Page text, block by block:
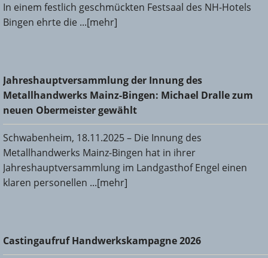
In einem festlich geschmückten Festsaal des NH-Hotels
Bingen ehrte die ...[mehr]
Jahreshauptversammlung der Innung des
Metallhandwerks Mainz-Bingen: Michael Dralle zum neuen
Obermeister gewählt
Jahreshauptversammlung der Innung des
Metallhandwerks Mainz-Bingen: Michael Dralle zum
neuen Obermeister gewählt
Schwabenheim, 18.11.2025 – Die Innung des
Metallhandwerks Mainz-Bingen hat in ihrer
Jahreshauptversammlung im Landgasthof Engel einen
klaren personellen ...[mehr]
Castingaufruf Handwerkskampagne 2026
Castingaufruf Handwerkskampagne 2026